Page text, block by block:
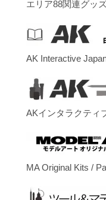
エリア88関連グッ
AK Interactive
AKインタラクティ
MA Original Kits /